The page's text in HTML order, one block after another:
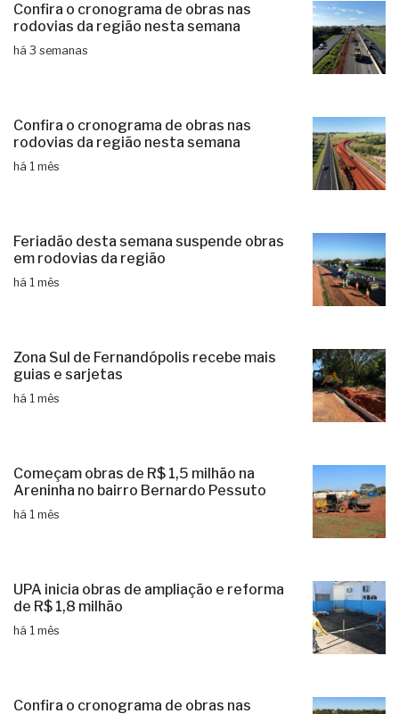
Confira o cronograma de obras nas
rodovias da região nesta semana
há 3 semanas
Confira o cronograma de obras nas
rodovias da região nesta semana
há 1 mês
Feriadão desta semana suspende obras
em rodovias da região
há 1 mês
Zona Sul de Fernandópolis recebe mais
guias e sarjetas
há 1 mês
Começam obras de R$ 1,5 milhão na
Areninha no bairro Bernardo Pessuto
há 1 mês
UPA inicia obras de ampliação e reforma
de R$ 1,8 milhão
há 1 mês
Confira o cronograma de obras nas